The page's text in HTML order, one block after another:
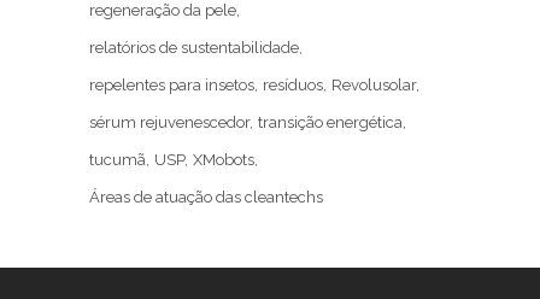
regeneração da pele
relatórios de sustentabilidade
repelentes para insetos resíduos Revolusolar
sérum rejuvenescedor transição energética
tucumã USP XMobots
Áreas de atuação das cleantechs